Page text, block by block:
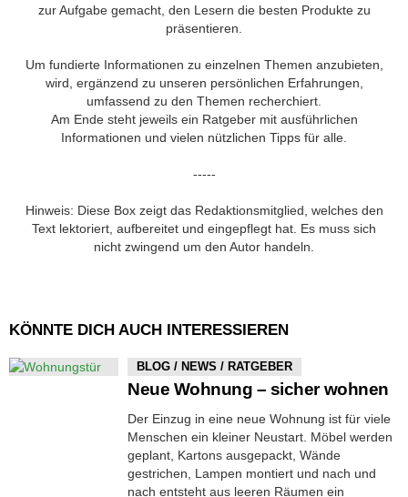
zur Aufgabe gemacht, den Lesern die besten Produkte zu
präsentieren.
Um fundierte Informationen zu einzelnen Themen anzubieten,
wird, ergänzend zu unseren persönlichen Erfahrungen,
umfassend zu den Themen recherchiert.
Am Ende steht jeweils ein Ratgeber mit ausführlichen
Informationen und vielen nützlichen Tipps für alle.
-----
Hinweis: Diese Box zeigt das Redaktionsmitglied, welches den
Text lektoriert, aufbereitet und eingepflegt hat. Es muss sich
nicht zwingend um den Autor handeln.
KÖNNTE DICH AUCH INTERESSIEREN
BLOG / NEWS / RATGEBER
Neue Wohnung – sicher wohnen
Der Einzug in eine neue Wohnung ist für viele
Menschen ein kleiner Neustart. Möbel werden
geplant, Kartons ausgepackt, Wände
gestrichen, Lampen montiert und nach und
nach entsteht aus leeren Räumen ein